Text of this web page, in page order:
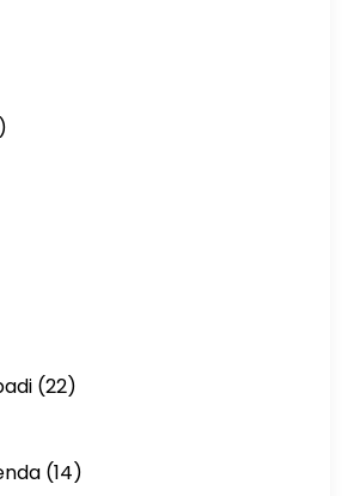
(22)
(14)